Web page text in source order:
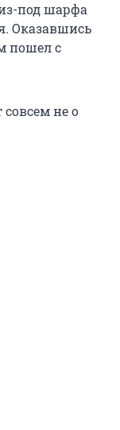
под шарфа
Оказавшись
пошел с
не о